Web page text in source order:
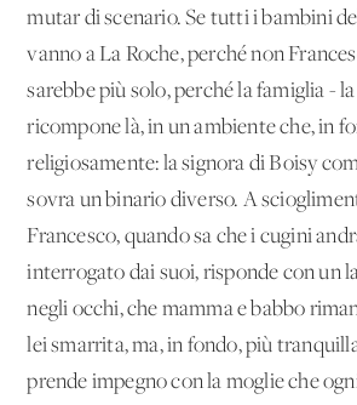
mutar di scenario. Se tutti i bambini
vanno a La Roche, perché non
sarebbe più solo, perché la famiglia -
ricompone là, in un ambiente che, in
religiosamente: la signora di Boisy
sovra un binario diverso. A
Francesco, quando sa che i cugini
interrogato dai suoi, risponde con un
negli occhi, che mamma e babbo
lei smarrita, ma, in fondo, più
prende impegno con la moglie che